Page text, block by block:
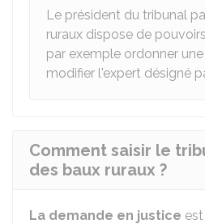
Le président du tribunal
ruraux dispose de
par exemple ordonner
modifier l'expert désigné
Comment saisir le
des baux ruraux ?
La demande en justice